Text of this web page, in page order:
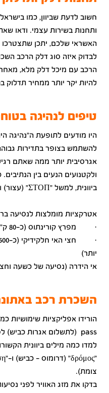
חשוב לדעת שביוון, כמו
ותחנות בשירות עצמי. ודאו
האשראי שלכם, יתכן שתצטרכו
לבדוק איזה סוג דלק הרכב
הרכב עם מיכל דלק מלא,
להיות יקר יותר ממחיר תדלוק
טיפים לנהיגה
היו מודעים לתופעת ה"נהיגה
להשתמש בצופר בתדירות
אגרסיבית יותר ממה שאתם
ולקטנועים הנעים בין
ביוונית, למשל "ΣΤΟΠ" (עצור) ו) ΕΞΟΔΟΣ" יציאה).
אטרקציות מומלצות לנסיעה
· מפרץ קורינתוס (כ-80 ק"מ מאתונה)
יותר)
אי הידרה (נסיעה של כשעה
השכרת רכב
pass (לתשלום אגרות כביש) לפני הנסיעה.
למדו כמה מילים ביוונית
צומת).
בדקו את מזג האוויר לפני